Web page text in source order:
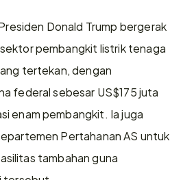
Donald Trump bergerak
pembangkit listrik tenaga
tertekan, dengan
federal sebesar US$175 juta
enam pembangkit. Ia juga
Pertahanan AS untuk
tambahan guna